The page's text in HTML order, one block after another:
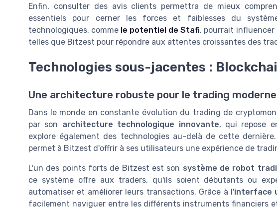
Enfin, consulter des avis clients permettra de mieux
essentiels pour cerner les forces et faiblesses du
technologiques, comme le potentiel de Stafi, pourrait influencer
telles que Bitzest pour répondre aux attentes croissantes des
Technologies sous-jacentes :
Une architecture robuste pour le trading moderne
Dans le monde en constante évolution du trading de
par son architecture technologique innovante, qui repose
explore également des technologies au-delà de cette
permet à Bitzest d'offrir à ses utilisateurs une expérience de
L'un des points forts de Bitzest est son système de robot
ce système offre aux traders, qu'ils soient débutants ou
automatiser et améliorer leurs transactions. Grâce à l'interface
facilement naviguer entre les différents instruments financiers